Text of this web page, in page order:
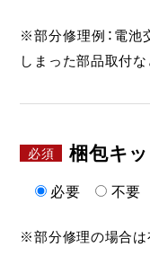
※部分修理例：電池
しまった部品取付な
梱包キッ
必要 不要
※部分修理の場合は